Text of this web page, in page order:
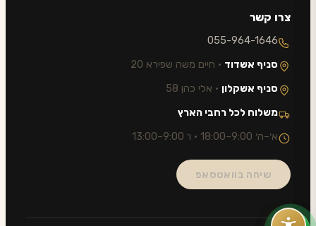
צרו קשר
055-964-1646
סניף אשדוד · חיים משה שפירא 20
סניף אשקלון · אלי כהן 58
משלוח לכל רחבי הארץ
א׳–ה׳ 9:00–18:00 · ו׳ 9:00–13:00
שיחה בוואטסאפ